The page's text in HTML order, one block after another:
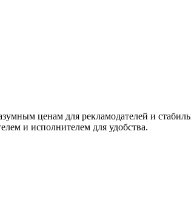
ценам для рекламодателей и
и исполнителем для удобства.